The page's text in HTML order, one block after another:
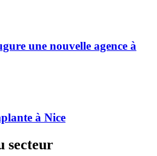
une nouvelle agence à
à Nice
secteur